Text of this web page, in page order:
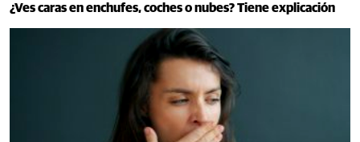
¿Ves caras en enchufes, coches o nubes? Tiene explicación